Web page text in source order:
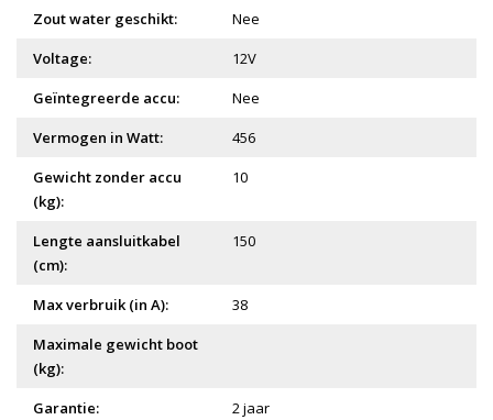
Zout water geschikt:
Nee
Voltage:
12V
Geïntegreerde accu:
Nee
Vermogen in Watt:
456
Gewicht zonder accu
(kg):
10
Lengte aansluitkabel
(cm):
150
Max verbruik (in A):
38
Maximale gewicht boot
(kg):
Garantie:
2 jaar